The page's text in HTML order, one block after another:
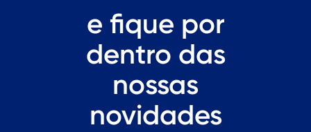
e fique por
dentro das
nossas
novidades